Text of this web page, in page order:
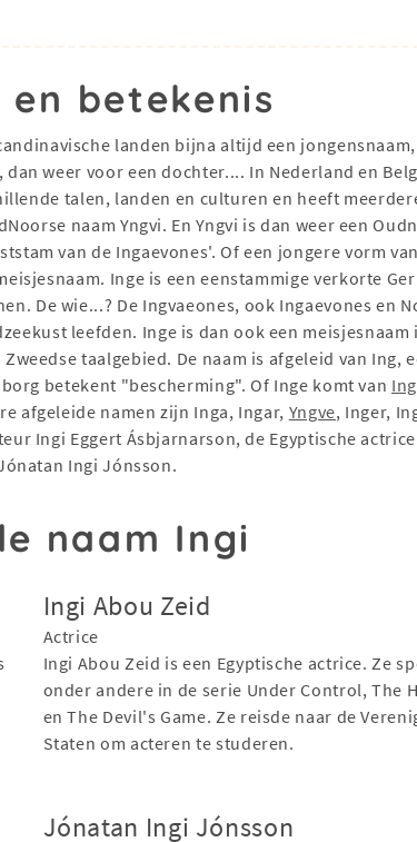
betekenis
landen bijna altijd een
weer voor een dochter.... In Nederland en
talen, landen en culturen en heeft
naam Yngvi. En Yngvi is dan weer een
van de Ingaevones'. Of een jongere vorm
Inge is een eenstammige verkorte
De wie...? De Ingvaeones, ook Ingaevones en
leefden. Inge is dan ook een
taalgebied. De naam is afgeleid van Ing,
borg betekent "bescherming". Of Inge komt van
afgeleide namen zijn Inga, Ingar, Yngve, Inger,
Ingi Eggert Ásbjarnarson, de Egyptische
Ingi Jónsson.
naam Ingi
Ingi Abou Zeid
Actrice
Ingi Abou Zeid is een Egyptische actrice. Ze
onder andere in de serie Under Control, The
en The Devil's Game. Ze reisde naar de
Staten om acteren te studeren.
Jónatan Ingi Jónsson